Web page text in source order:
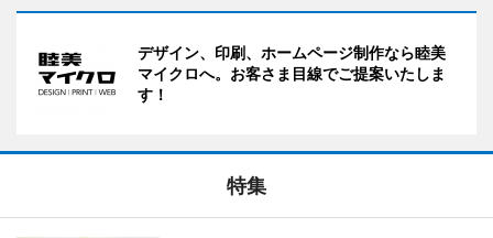
デザイン、印刷、ホームページ制作なら睦美
マイクロへ。お客さま目線でご提案いたしま
す！
特集